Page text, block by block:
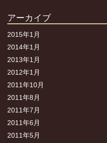
アーカイブ
2015年1月
2014年1月
2013年1月
2012年1月
2011年10月
2011年8月
2011年7月
2011年6月
2011年5月